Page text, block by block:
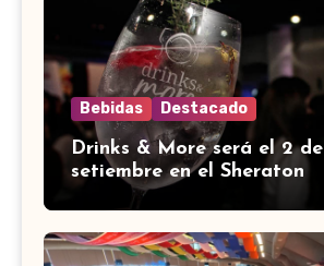
Bebidas Destacado
Drinks & More será el 2 de
setiembre en el Sheraton